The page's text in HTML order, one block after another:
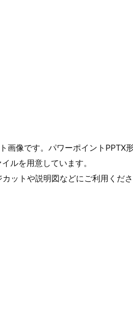
画像です。パワーポイントPPTX
ルを用意しています。
ットや説明図などにご利用くださ